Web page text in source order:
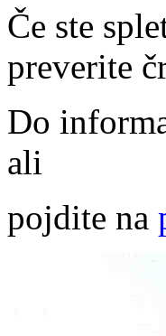
Če ste
preverite
Do
ali
pojdite na